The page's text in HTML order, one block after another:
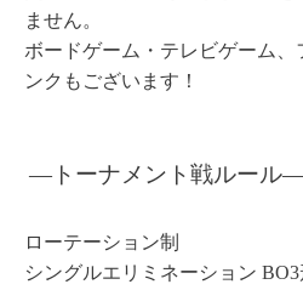
ません。
ボードゲーム・テレビゲーム、
ンクもございます！
―トーナメント戦ルール
ローテーション制
シングルエリミネーション